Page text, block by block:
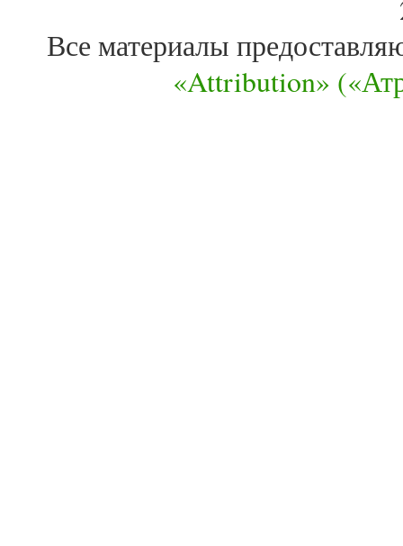
Все материалы
«Attribution»